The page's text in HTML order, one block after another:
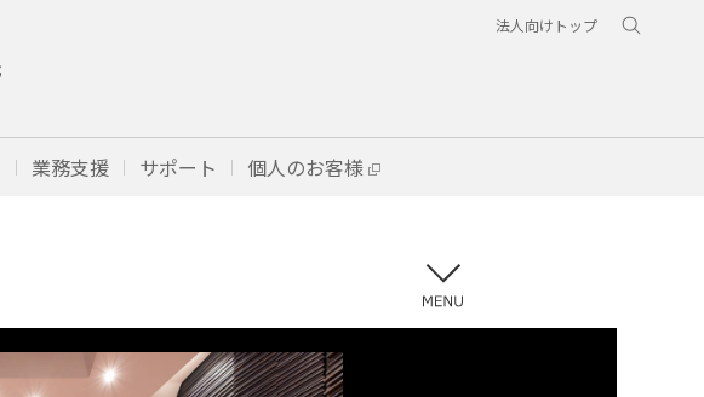
法人向けトップ
業務支援 サポート 個人のお客様